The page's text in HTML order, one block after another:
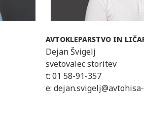
AVTOKLEPARSTVO IN
Dejan Švigelj
svetovalec storitev
t: 01 58-91-357
e: